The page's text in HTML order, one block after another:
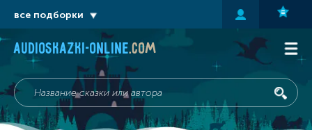
audioskazki-online.com
все подборки